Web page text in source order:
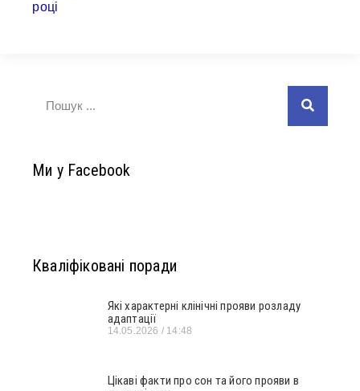
Ми у Facebook
Кваліфіковані поради
Які характерні клінічні прояви розладу
адаптації
14.05.2026 14:48
Цікаві факти про сон та його прояви в